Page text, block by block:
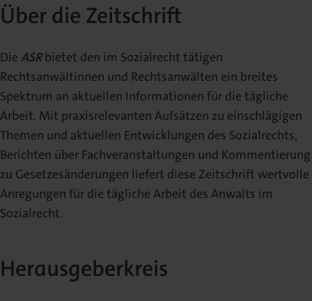
Herausgeberkreis
Redaktion und Kontakt
Veröffentlichen
Urheberrecht
Archiv
Über die Zeitschrift
Die ASRbietet den im Sozialrecht tätigen
Rechtsanwältinnen und Rechtsanwälten ein breites
Spektrum an aktuellen Informationen für die tägliche
Arbeit. Mit praxisrelevanten Aufsätzen zu einschlägigen
Themen und aktuellen Entwicklungen des Sozialrechts,
Berichten über Fachveranstaltungen und Kommentierung
zu Gesetzesänderungen liefert diese Zeitschrift wertvolle
Anregungen für die tägliche Arbeit des Anwalts im
Sozialrecht.
Herausgeberkreis